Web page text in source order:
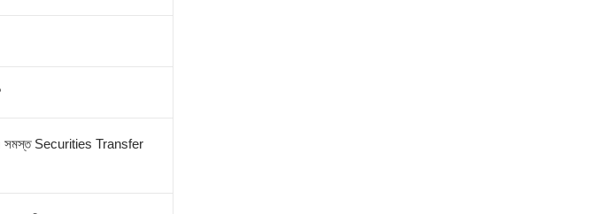
সমস্ত Securities Transfer